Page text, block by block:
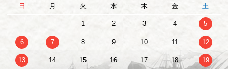
日 月 火 水 木 金 土
1 2 3 4 5
6 7 8 9 10 11 12
13 14 15 16 17 18 19